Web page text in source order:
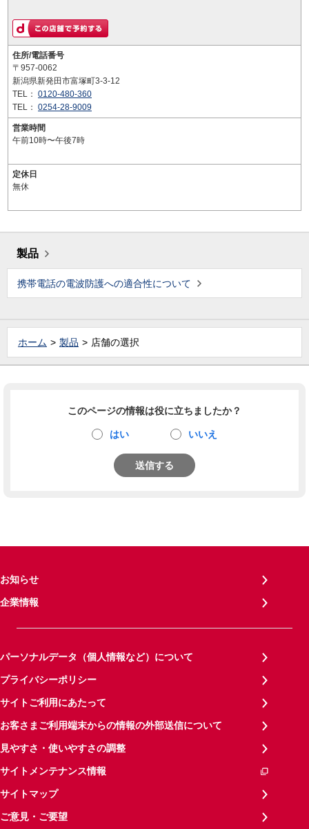
住所/電話番号
〒957-0062
新潟県新発田市富塚町3-3-12
TEL： 0120-480-360
TEL： 0254-28-9009
営業時間
午前10時〜午後7時
定休日
無休
製品
携帯電話の電波防護への適合性について
ホーム 製品 店舗の選択
このページの情報は役に立ちましたか？
はい いいえ
送信する
お知らせ
企業情報
パーソナルデータ（個人情報など）について
プライバシーポリシー
サイトご利用にあたって
お客さまご利用端末からの情報の外部送信について
見やすさ・使いやすさの調整
サイトメンテナンス情報
サイトマップ
ご意見・ご要望